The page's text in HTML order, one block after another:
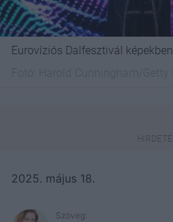
Eurovíziós Dalfesztivál képekben
2025. május 18.
Szöveg: